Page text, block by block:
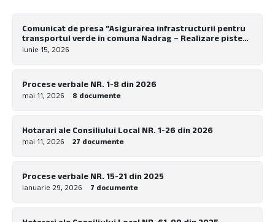
Comunicat de presa ”Asigurarea infrastructurii pentru
transportul verde in comuna Nadrag – Realizare piste
pentru biciclete la nivel local”
iunie 15, 2026
Procese verbale NR. 1-8 din 2026
mai 11, 2026 8 documente
Hotarari ale Consiliului Local NR. 1-26 din 2026
mai 11, 2026 27 documente
Procese verbale NR. 15-21 din 2025
ianuarie 29, 2026 7 documente